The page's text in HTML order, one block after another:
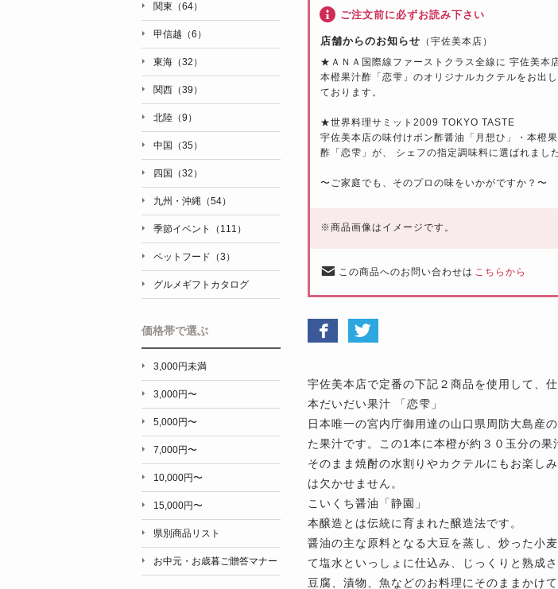
ご注文前に必ずお読み下さい
店舗からのお知らせ （宇佐美本店）
★ＡＮＡ国際線ファーストクラス全線に 宇佐美本
本橙果汁酢「恋雫」のオリジナルカクテルをお出し
ております。
★世界料理サミット2009 TOKYO TASTE
宇佐美本店の味付けポン酢醤油「月想ひ」・本橙
酢「恋雫」が、 シェフの指定調味料に選ばれました
〜ご家庭でも、そのプロの味をいかがですか？〜
※商品画像はイメージです。
この商品へのお問い合わせは こちらから
宇佐美本店で定番の下記２商品を使用して、仕
本だいだい果汁 「恋雫」
日本唯一の宮内庁御用達の山口県周防大島産
た果汁です。この1本に本橙が約３０玉分の果
そのまま焼酎の水割りやカクテルにもお楽し
は欠かせません。
こいくち醤油「静園」
本醸造とは伝統に育まれた醸造法です。
醤油の主な原料となる大豆を蒸し、炒った小
て塩水といっしょに仕込み、じっくりと熟成さ
豆腐、漬物、魚などのお料理にそのままかけ
関東（64）
甲信越（6）
東海（32）
関西（39）
北陸（9）
中国（35）
四国（32）
九州・沖縄（54）
季節イベント（111）
ペットフード（3）
グルメギフトカタログ
価格帯で選ぶ
3,000円未満
3,000円〜
5,000円〜
7,000円〜
10,000円〜
15,000円〜
県別商品リスト
お中元・お歳暮ご贈答マナー